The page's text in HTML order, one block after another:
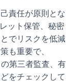
責任が原則とな
ット保管、秘密
でリスクを低減
も重要で、
第三者監査、有
をチェックして